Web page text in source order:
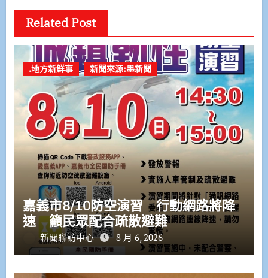
Related Post
.地方新鮮事 新聞來源:墨新聞
嘉義市8/10防空演習 行動網路將降
速 籲民眾配合疏散避難
新聞聯訪中心 8 月 6, 2026